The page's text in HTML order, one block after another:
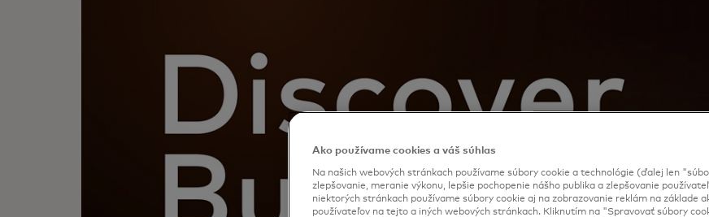
Ako používame cookies a váš súhlas
Na našich webových stránkach používame súbory cookie a technológie (ďalej len
zlepšovanie, meranie výkonu, lepšie pochopenie nášho publika a zlepšovanie
niektorých stránkach používame súbory cookie aj na zobrazovanie reklám na základe
používateľov na tejto a iných webových stránkach. Kliknutím na "Spravovať súbory